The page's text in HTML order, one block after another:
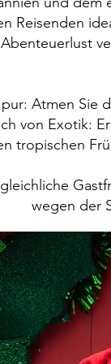
Reisenden
Atmen Sie
von Exotik:
tropischen
wegen der